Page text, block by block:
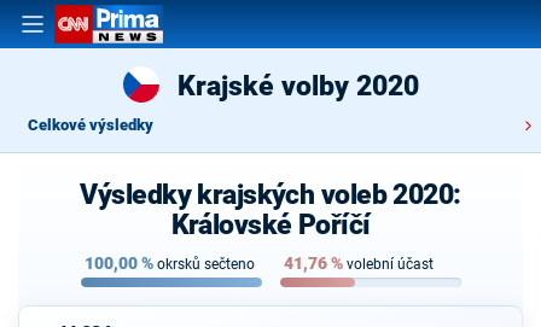
Krajské volby 2020
Celkové výsledky
Výsledky krajských voleb 2020:
Královské Poříčí
100,00% okrsků sečteno 41,76% volební účast